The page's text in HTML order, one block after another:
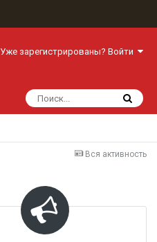
Уже зарегистрированы? Войти
Вся активность